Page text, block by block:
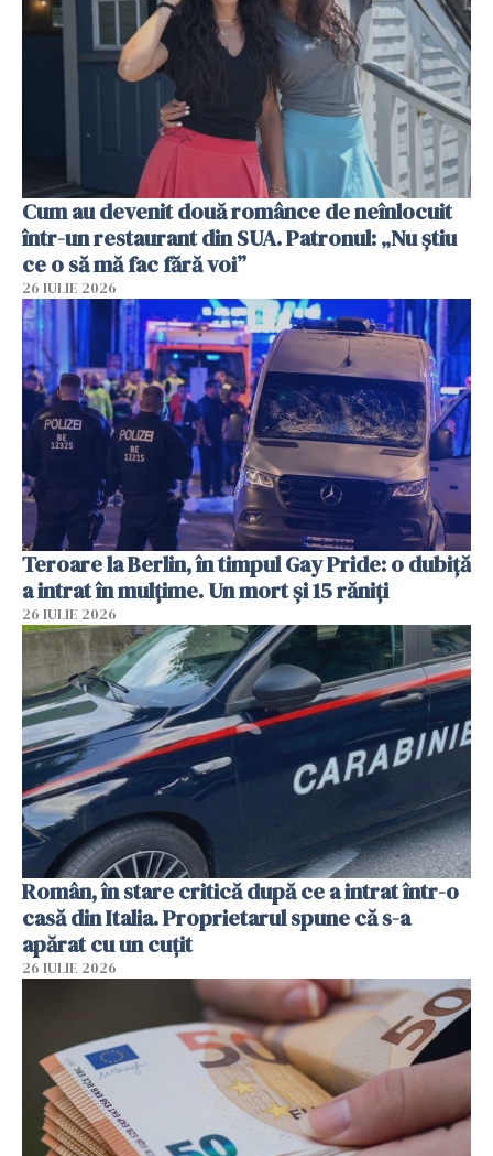
Cum au devenit două românce de neînlocuit
într-un restaurant din SUA. Patronul: „Nu știu
ce o să mă fac fără voi”
26 IULIE 2026
Teroare la Berlin, în timpul Gay Pride: o dubiță
a intrat în mulțime. Un mort și 15 răniți
26 IULIE 2026
Român, în stare critică după ce a intrat într-o
casă din Italia. Proprietarul spune că s-a
apărat cu un cuțit
26 IULIE 2026